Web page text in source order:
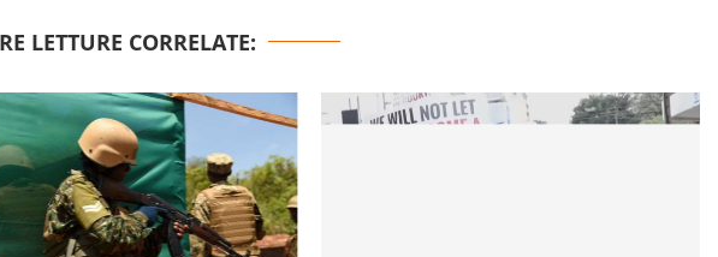
LETTURE CORRELATE: